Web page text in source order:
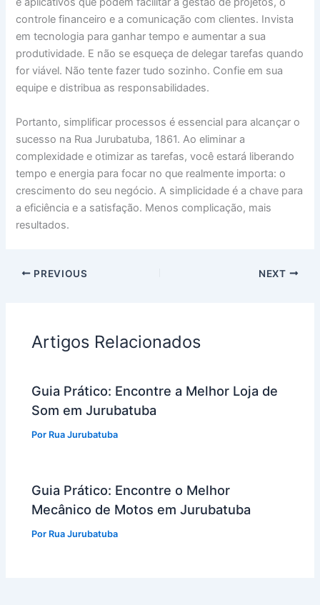
controle financeiro e a comunicação com clientes. Invista
em tecnologia para ganhar tempo e aumentar a sua
produtividade. E não se esqueça de delegar tarefas quando
for viável. Não tente fazer tudo sozinho. Confie em sua
equipe e distribua as responsabilidades.
Portanto, simplificar processos é essencial para alcançar o
sucesso na Rua Jurubatuba, 1861. Ao eliminar a
complexidade e otimizar as tarefas, você estará liberando
tempo e energia para focar no que realmente importa: o
crescimento do seu negócio. A simplicidade é a chave para
a eficiência e a satisfação. Menos complicação, mais
resultados.
PREVIOUS NEXT
Artigos Relacionados
Guia Prático: Encontre a Melhor Loja de
Som em Jurubatuba
Por Rua Jurubatuba
Guia Prático: Encontre o Melhor
Mecânico de Motos em Jurubatuba
Por Rua Jurubatuba